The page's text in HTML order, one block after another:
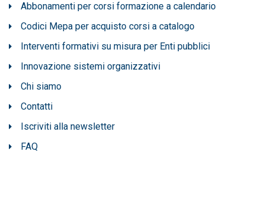
Abbonamenti per corsi formazione a calendario
Codici Mepa per acquisto corsi a catalogo
Interventi formativi su misura per Enti pubblici
Innovazione sistemi organizzativi
Chi siamo
Contatti
Iscriviti alla newsletter
FAQ